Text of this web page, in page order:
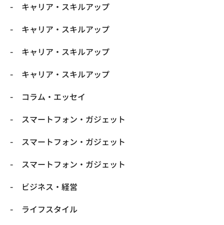
キャリア・スキルアップ
キャリア・スキルアップ
キャリア・スキルアップ
キャリア・スキルアップ
コラム・エッセイ
スマートフォン・ガジェット
スマートフォン・ガジェット
スマートフォン・ガジェット
ビジネス・経営
ライフスタイル